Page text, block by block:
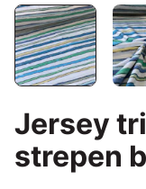
Jersey
strepen